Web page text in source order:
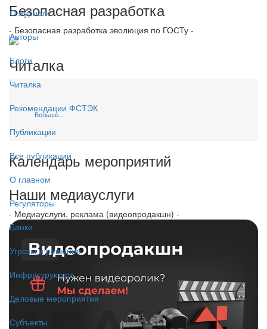
О журнале
Авторы
Блоги
Читалка
Рекомендации ФСТЭК
Публикации
Все публикации
О главном
Регуляторы
Банки
Угрозы и решения
Инфраструктура
Деловые мероприятия
Субъекты
Безопасная разработка
- Безопасная разработка эволюция по ГОСТу -
Читалка
Больше...
Календарь мероприятий
Наши медиауслуги
- Медиауслуги, реклама (видеопродакшн) -